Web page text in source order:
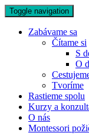
Toggle navigation
Zabávame sa
Čítame si
S
O
Tvoríme
Rastieme spolu
Kurzy a
O nás
Montessori